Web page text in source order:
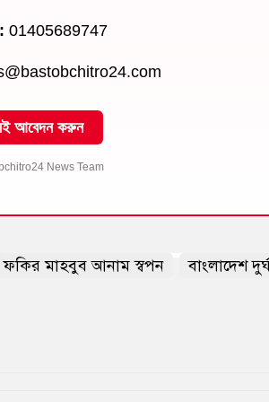
01405689747
আবেদন করুন
News Team
ফকির মাহবুব আনাম স্বপন
বাংলাদেশ